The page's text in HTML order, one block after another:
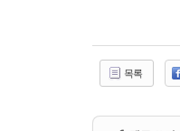
목록